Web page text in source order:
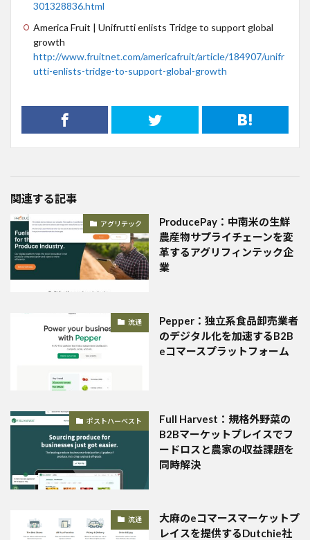
301328836.html
America Fruit | Unifrutti enlists Tridge to support global
growth
http://www.fruitnet.com/americafruit/article/184907/unifr
utti-enlists-tridge-to-support-global-growth
関連する記事
アグリテック
ProducePay：中南米の生鮮
農産物サプライチェーンを変
革するアグリフィンテック企
業
流通
Pepper：独立系食品卸売業者
のデジタル化を加速するB2B
eコマースプラットフォーム
ポストハーベスト
Full Harvest：規格外野菜の
B2Bマーケットプレイスでフ
ードロスと農家の収益課題を
同時解決
流通
大麻のeコマースマーケットプ
レイスを提供するDutchie社